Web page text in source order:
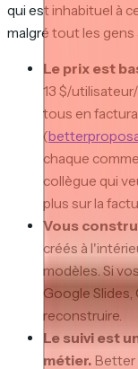
qui est inhabituel à
malgré tout les gens
Le prix est
13 $/
tous en
(
chaque
collègue qui
plus sur la
Vous
créés à
modèles. Si
Google Slides,
reconstruire.
Le suivi est
métier. Better